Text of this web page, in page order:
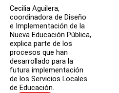
Cecilia Aguilera,
coordinadora de Diseño
e Implementación de la
Nueva Educación Pública,
explica parte de los
procesos que han
desarrollado para la
futura implementación
de los Servicios Locales
de Educación.